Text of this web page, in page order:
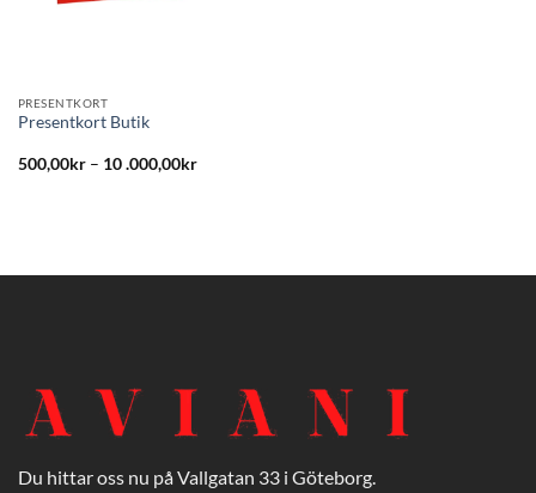
PRESENTKORT
Presentkort Butik
500,00kr– 10 .000,00kr
Du hittar oss nu på Vallgatan 33 i Göteborg.